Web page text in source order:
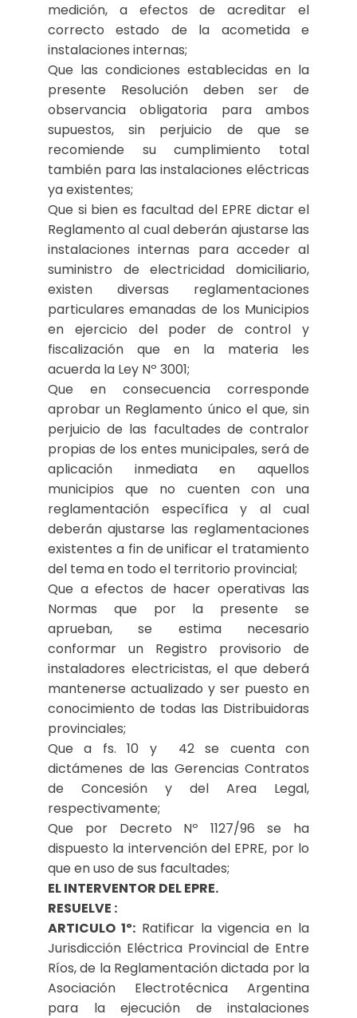
medición, a efectos de acreditar el
correcto estado de la acometida e
instalaciones internas;
Que las condiciones establecidas en la
presente Resolución deben ser de
observancia obligatoria para ambos
supuestos, sin perjuicio de que se
recomiende su cumplimiento total
también para las instalaciones eléctricas
ya existentes;
Que si bien es facultad del EPRE dictar el
Reglamento al cual deberán ajustarse las
instalaciones internas para acceder al
suministro de electricidad domiciliario,
existen diversas reglamentaciones
particulares emanadas de los Municipios
en ejercicio del poder de control y
fiscalización que en la materia les
acuerda la Ley Nº 3001;
Que en consecuencia corresponde
aprobar un Reglamento único el que, sin
perjuicio de las facultades de contralor
propias de los entes municipales, será de
aplicación inmediata en aquellos
municipios que no cuenten con una
reglamentación específica y al cual
deberán ajustarse las reglamentaciones
existentes a fin de unificar el tratamiento
del tema en todo el territorio provincial;
Que a efectos de hacer operativas las
Normas que por la presente se
aprueban, se estima necesario
conformar un Registro provisorio de
instaladores electricistas, el que deberá
mantenerse actualizado y ser puesto en
conocimiento de todas las Distribuidoras
provinciales;
Que a fs. 10 y 42 se cuenta con
dictámenes de las Gerencias Contratos
de Concesión y del Area Legal,
respectivamente;
Que por Decreto Nº 1127/96 se ha
dispuesto la intervención del EPRE, por lo
que en uso de sus facultades;
EL INTERVENTOR DEL EPRE.
RESUELVE :
ARTICULO 1º:Ratificar la vigencia en la
Jurisdicción Eléctrica Provincial de Entre
Ríos, de la Reglamentación dictada por la
Asociación Electrotécnica Argentina
para la ejecución de instalaciones